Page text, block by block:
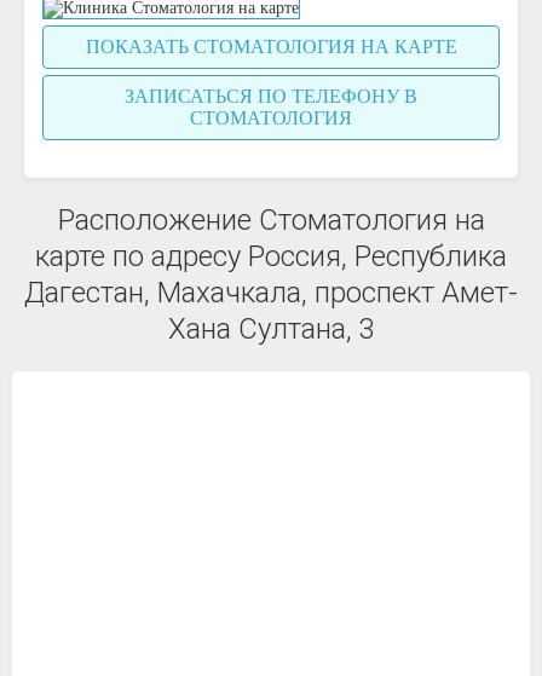
ПОКАЗАТЬ СТОМАТОЛОГИЯ НА КАРТЕ
ЗАПИСАТЬСЯ ПО ТЕЛЕФОНУ В
СТОМАТОЛОГИЯ
Расположение Стоматология на
карте по адресу Россия, Республика
Дагестан, Махачкала, проспект Амет-
Хана Султана, 3